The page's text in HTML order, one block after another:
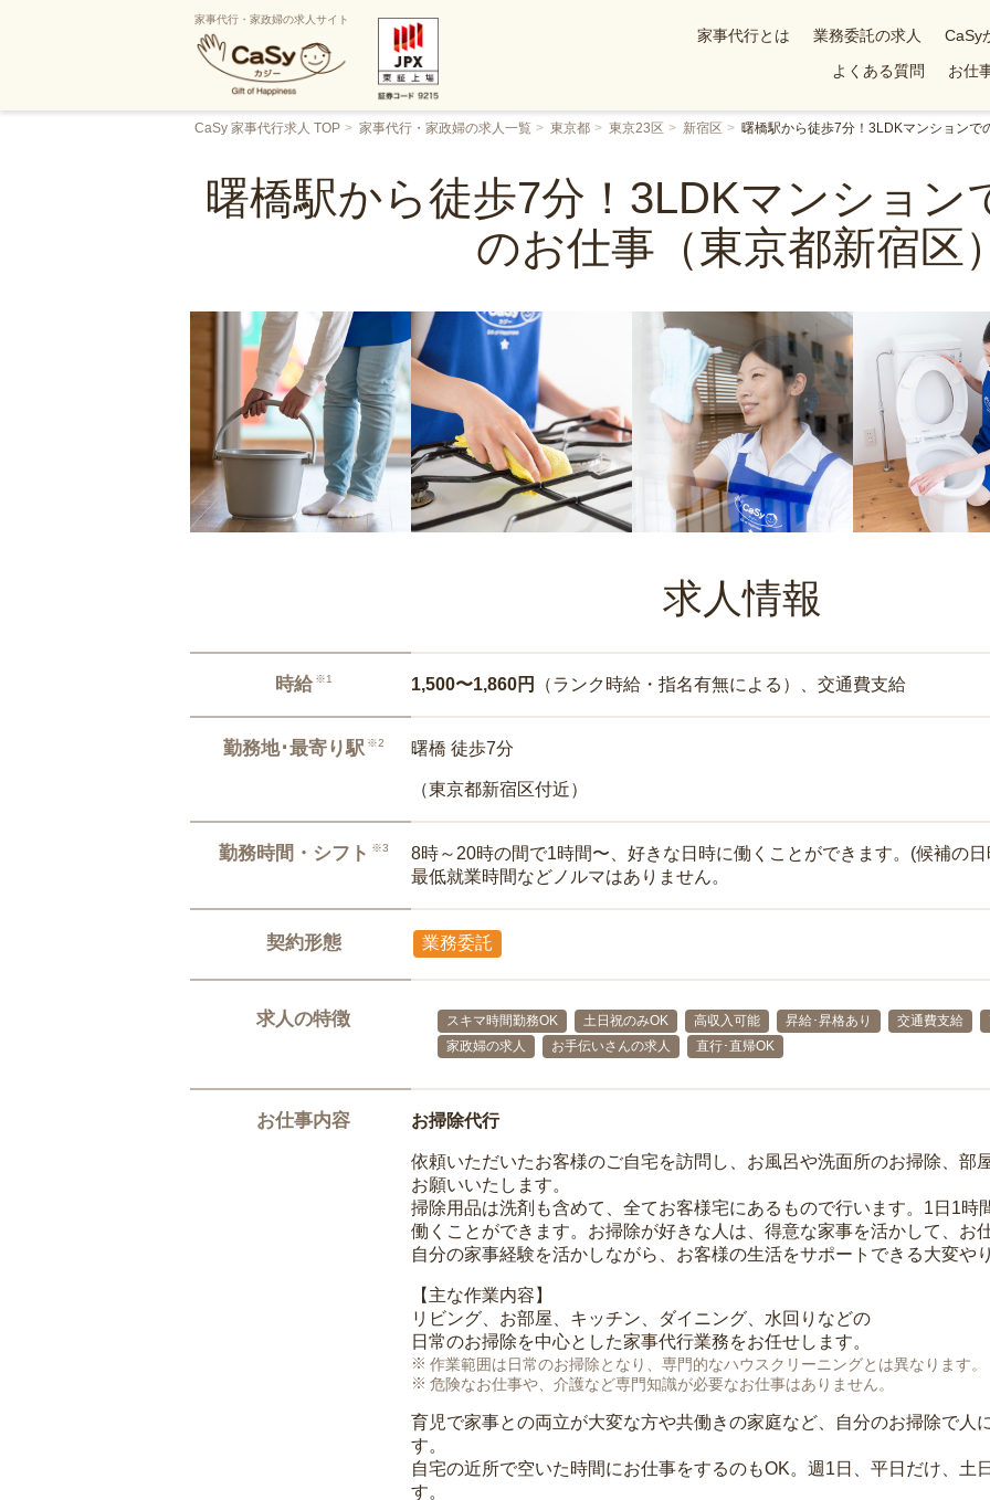
家事代行・家政婦の求人サイト
家事代行とは 業務委託の求人 CaSy
よくある質問
お仕
CaSy 家事代行求人 TOP 家事代行・家政婦の求人一覧 東京都 東京23区 新宿区 曙橋駅から徒歩7分！3LDKマンションで
曙橋駅から徒歩7分！3LDKマンション
のお仕事（東京都新宿区）
求人情報
時給 ※1 1,500〜1,860円 （ランク時給・指名有無による）、交通費支給
勤務地･最寄り駅 ※2 曙橋 徒歩7分
（東京都新宿区付近）
勤務時間・シフト ※3
8時～20時の間で1時間〜、好きな日時に働くことができます。(候補の
最低就業時間などノルマはありません。
契約形態 業務委託
求人の特徴 スキマ時間勤務OK 土日祝のみOK 高収入可能 昇給･昇格あり 交通費支給
家政婦の求人
お手伝いさんの求人 直行･直帰OK
お仕事内容 お掃除代行
依頼いただいたお客様のご自宅を訪問し、お風呂や洗面所のお掃除、部
お願いいたします。
掃除用品は洗剤も含めて、全てお客様宅にあるもので行います。1日1時
働くことができます。お掃除が好きな人は、得意な家事を活かして、お
自分の家事経験を活かしながら、お客様の生活をサポートできる大変や
【主な作業内容】
リビング、お部屋、キッチン、ダイニング、水回りなどの
日常のお掃除を中心とした家事代行業務をお任せします。
作業範囲は日常のお掃除となり、専門的なハウスクリーニングとは異なります。
危険なお仕事や、介護など専門知識が必要なお仕事はありません。
育児で家事との両立が大変な方や共働きの家庭など、自分のお掃除で人
す。
自宅の近所で空いた時間にお仕事をするのもOK。週1日、平日だけ、土
す。